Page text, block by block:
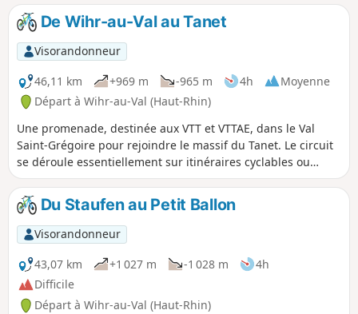
De Wihr-au-Val au Tanet
Visorandonneur
46,11 km
+969 m -965 m 4h
Moyenne
Départ à Wihr-au-Val (Haut-Rhin)
Une promenade, destinée aux VTT et VTTAE, dans le Val
Saint-Grégoire pour rejoindre le massif du Tanet. Le circuit
se déroule essentiellement sur itinéraires cyclables ou
chemins forestiers, et permet de découvrir la beauté de ce
site qui abritait, jadis, une station de ski.
Du Staufen au Petit Ballon
Visorandonneur
43,07 km
+1 027 m -1 028 m
4h
Difficile
Départ à Wihr-au-Val (Haut-Rhin)